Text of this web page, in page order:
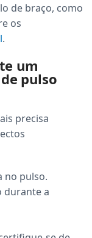
de braço, como
os
.
um
pulso
precisa
no pulso.
durante a